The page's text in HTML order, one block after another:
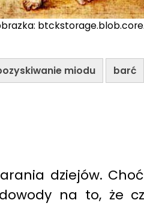
miodu barć
dziejów.
na to, że